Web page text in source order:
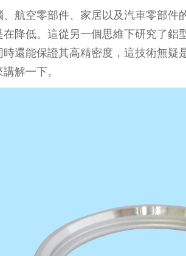
航空零部件、家居以及汽車零部件
降低。這從另一個思維下研究了鋁
時還能保證其高精密度，這技術無疑
解一下。